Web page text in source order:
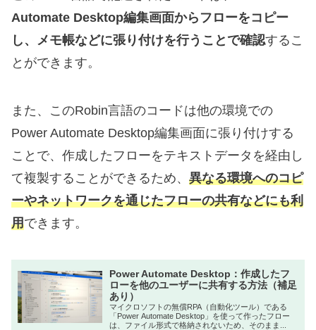
Automate Desktop編集画面からフローをコピー
し、メモ帳などに張り付けを行うことで確認するこ
とができます。
また、このRobin言語のコードは他の環境での
Power Automate Desktop編集画面に張り付けする
ことで、作成したフローをテキストデータを経由し
て複製することができるため、 異なる環境へのコピ
ーやネットワークを通じたフローの共有などにも利
用できます。
Power Automate Desktop：作成したフ
ローを他のユーザーに共有する方法（補足
あり）
マイクロソフトの無償RPA（自動化ツール）である
「Power Automate Desktop」を使って作ったフロー
は、ファイル形式で格納されないため、そのまま...